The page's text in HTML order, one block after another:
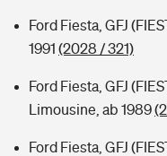
Ford Fiesta, GFJ
1991 (2028 / 321)
Ford Fiesta, GFJ
Limousine, ab 1989
Ford Fiesta, GFJ